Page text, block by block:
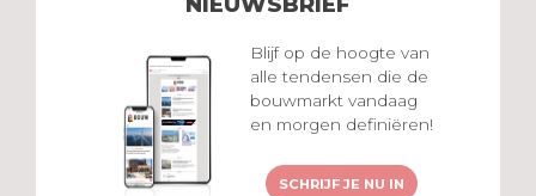
Blijf op de hoogte van
alle tendensen die de
bouwmarkt vandaag
en morgen definiëren!
SCHRIJF JE NU IN